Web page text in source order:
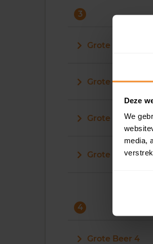
Deze
We
media,
3
Grote Beer 3
Grote Beer 30
Grote Beer 31
Grote Beer 32
4
Grote Beer 4